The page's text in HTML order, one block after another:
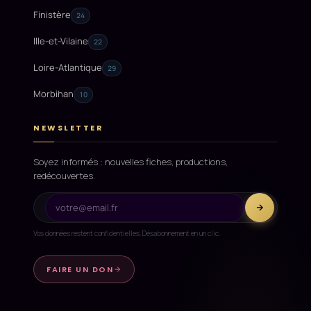
Finistère 24
Ille-et-Vilaine 22
Loire-Atlantique 29
Morbihan 10
NEWSLETTER
Soyez informés : nouvelles fiches, productions,
redécouvertes.
Vos données restent confidentielles. Désabonnement en un clic.
FAIRE UN DON